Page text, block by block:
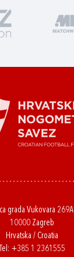
grada Vukovara 269A
10000 Zagreb
Hrvatska / Croatia
Tel: +385 1 2361555